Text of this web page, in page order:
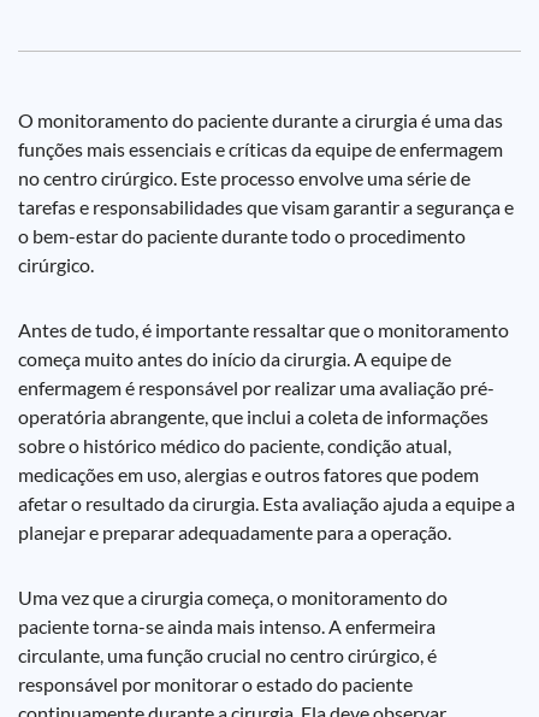
O monitoramento do paciente durante a cirurgia é uma das
funções mais essenciais e críticas da equipe de enfermagem
no centro cirúrgico. Este processo envolve uma série de
tarefas e responsabilidades que visam garantir a segurança e
o bem-estar do paciente durante todo o procedimento
cirúrgico.
Antes de tudo, é importante ressaltar que o monitoramento
começa muito antes do início da cirurgia. A equipe de
enfermagem é responsável por realizar uma avaliação pré-
operatória abrangente, que inclui a coleta de informações
sobre o histórico médico do paciente, condição atual,
medicações em uso, alergias e outros fatores que podem
afetar o resultado da cirurgia. Esta avaliação ajuda a equipe a
planejar e preparar adequadamente para a operação.
Uma vez que a cirurgia começa, o monitoramento do
paciente torna-se ainda mais intenso. A enfermeira
circulante, uma função crucial no centro cirúrgico, é
responsável por monitorar o estado do paciente